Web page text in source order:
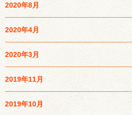
2020年8月
2020年4月
2020年3月
2019年11月
2019年10月